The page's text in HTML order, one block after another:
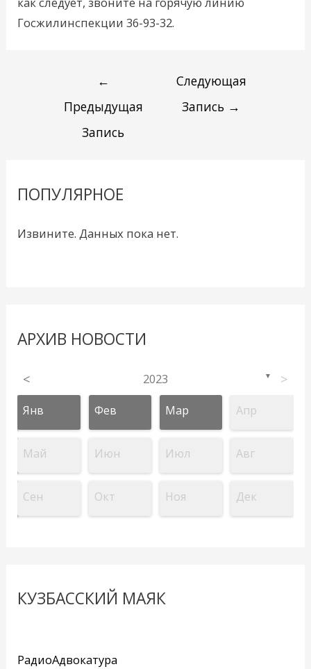
Госжилинспекции 36-93-32.
←
Предыдущая
Запись
Следующая
Запись →
ПОПУЛЯРНОЕ
Извините. Данных пока нет.
АРХИВ НОВОСТИ
< 2023 ▼ >
Янв Фев Мар Апр
Май Июн Июл Авг
Сен Окт Ноя Дек
КУЗБАССКИЙ МАЯК
РадиоАдвокатура